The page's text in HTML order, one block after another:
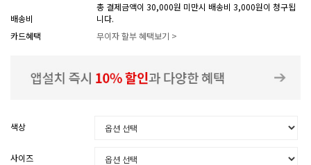
배송비
총 결제금액이 30,000원 미만시 배송비 3,000원이 청구됩
니다.
카드혜택
무이자 할부 혜택보기 >
색상
사이즈